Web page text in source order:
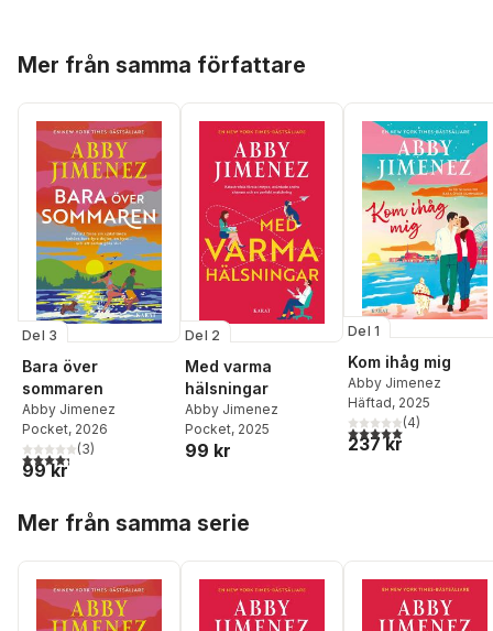
Mer från samma författare
Del 3
Bara över
sommaren
Abby Jimenez
Pocket, 2026
4,3utav 5 stjärnor. Totalt antal röster:
(3)
99 kr
Del 2
Med varma
hälsningar
Abby Jimenez
Pocket, 2025
99 kr
Del 1
Kom ihåg mig
Abby Jimenez
Häftad, 2025
5,0utav 5 stjärnor.
(4)
237 kr
Mer från samma serie